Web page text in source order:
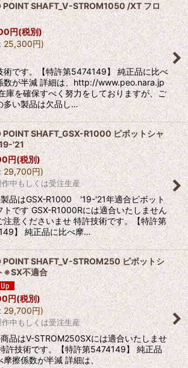
POINT SHAFT_V-STROM1050 /XT フロ
円(税別)
25,300円)
術です。【特許第5474149】 純正品に比べ
数が半減 詳細は、http://www.peo.nara.jp
庫を確保すべく努力をしておりますが、ご
多い製品は欠品し…
POINT SHAFT_GSX-R1000 ピボットシャ
'21
円(税別)
29,700円)
中もしくは受注生産
品はGSX-R1000 '19-'21年適合ピボット
トです GSX-R1000Rには適合いたしません
注意くださいませ 特許技術です。【特許第
】 純正品に比べ摩…
POINT SHAFT_V-STROM250 ピボットシ
※SX不適合
円(税別)
29,700円)
中もしくは受注生産
品はV-STROM250SXには適合いたしませ
許技術です。【特許第5474149】 純正品
摩擦係数が半減 詳細は、